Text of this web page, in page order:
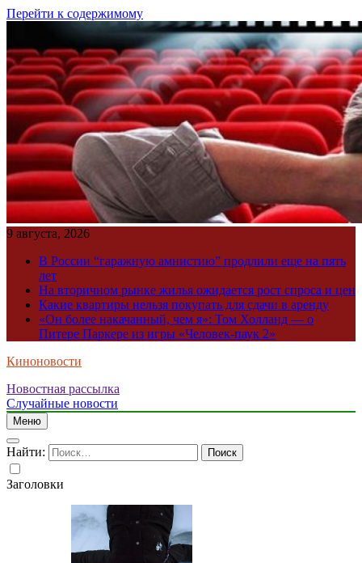
Перейти к содержимому
9 августа, 2026
В России “гаражную амнистию” продлили еще на пять
лет
На вторичном рынке жилья ожидается рост спроса и цен
Какие квартиры нельзя покупать для сдачи в аренду
«Он более накачанный, чем я»: Том Холланд — о
Питере Паркере из игры «Человек-паук 2»
Киноновости
Новостная рассылка
Случайные новости
Меню
Найти:
Заголовки